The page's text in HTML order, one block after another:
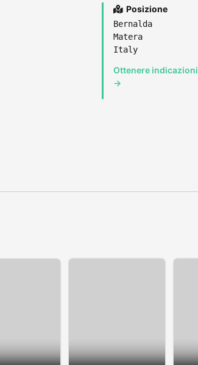
Posizione
Bernalda
Matera
Italy
Ottenere indicazioni
→